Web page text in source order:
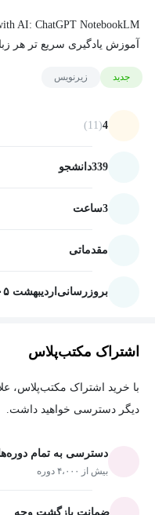
آموزش یادگیری سریع تر هر
جدید زیرنویس
4
(11)
339دانشجو
3ساعت
مقدماتی
بروزرسانی اردیبهشت ۱۴۰۵
اشتراک مکتب‌پلاس
دیگر دسترسی خواهید داشت.
دسترسی به تمام
بیش از ۴،۰۰۰ دوره
ضمانت بازگشت وجه